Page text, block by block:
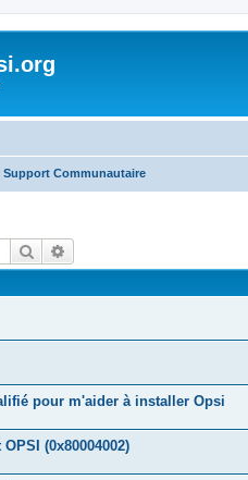
Support Communautaire
Suche
pour m'aider à installer Opsi
(0x80004002)